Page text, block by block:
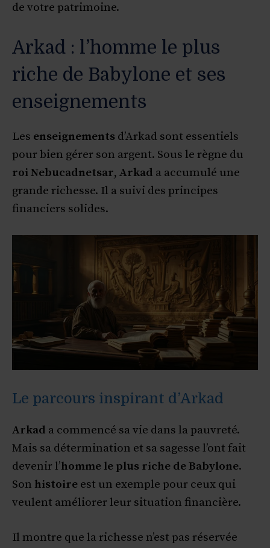
de votre patrimoine.
Arkad : l’homme le plus
riche de Babylone et ses
enseignements
Les enseignements d’Arkad sont essentiels
pour bien gérer son argent. Sous le règne du
roi Nebucadnetsar, Arkad a accumulé une
grande richesse. Il a suivi des principes
financiers solides.
Le parcours inspirant d’Arkad
Arkad a commencé sa vie dans la pauvreté.
Mais sa détermination et sa sagesse l’ont fait
devenir l’homme le plus riche de Babylone.
Son histoire est un exemple pour ceux qui
veulent améliorer leur situation financière.
Il montre que la richesse n’est pas réservée